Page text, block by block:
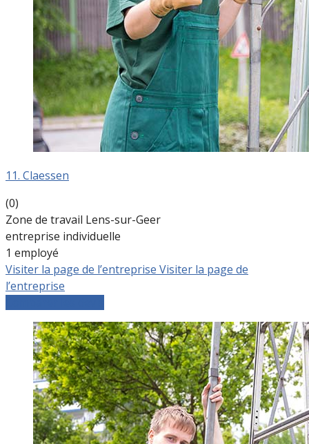
11. Claessen
(0)
Zone de travail Lens-sur-Geer
entreprise individuelle
1 employé
Visiter la page de l’entreprise Visiter la page de
l’entreprise